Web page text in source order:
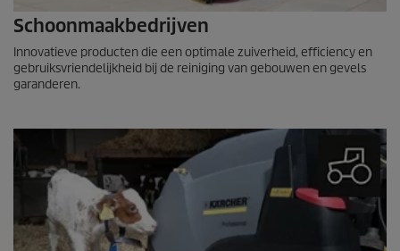
Schoonmaakbedrijven
Innovatieve producten die een optimale zuiverheid, efficiency en
gebruiksvriendelijkheid bij de reiniging van gebouwen en gevels
garanderen.